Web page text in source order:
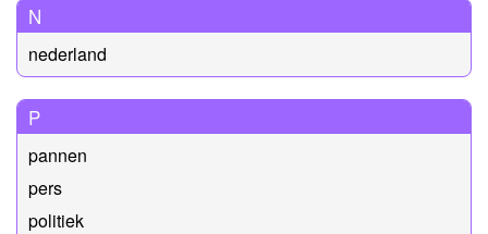
N
nederland
P
pannen
pers
politiek